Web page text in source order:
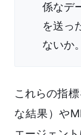
係なデ
を送っ
ないか。
これらの指
な結果）や